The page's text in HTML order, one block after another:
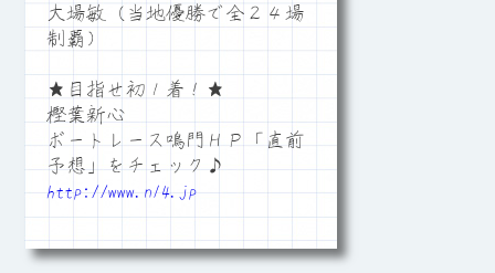
大場敏（当地優勝で全２４場
制覇）
★目指せ初１着！★
樫葉新心
ボートレース鳴門ＨＰ「直前
予想」をチェック♪
http://www.n14.jp